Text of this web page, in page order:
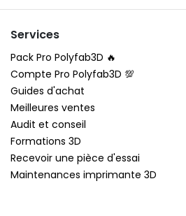
Services
Pack Pro Polyfab3D 🔥
Compte Pro Polyfab3D 💯
Guides d'achat
Meilleures ventes
Audit et conseil
Formations 3D
Recevoir une pièce d'essai
Maintenances imprimante 3D